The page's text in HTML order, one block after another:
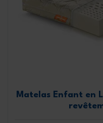
Matelas Enfant en